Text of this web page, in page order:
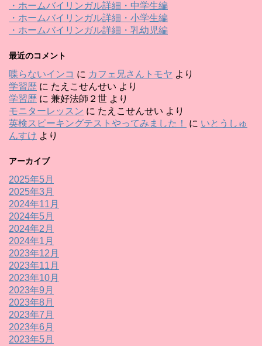
・ホームバイリンガル詳細・中学生編
・ホームバイリンガル詳細・小学生編
・ホームバイリンガル詳細・乳幼児編
最近のコメント
喋らないインコ に カフェ兄さんトモヤ より
学習歴 に たえこせんせい より
学習歴 に 兼好法師２世 より
モニターレッスン に たえこせんせい より
英検スピーキングテストやってみました！
に いとうしゅ
んすけ より
アーカイブ
2025年5月
2025年3月
2024年11月
2024年5月
2024年2月
2024年1月
2023年12月
2023年11月
2023年10月
2023年9月
2023年8月
2023年7月
2023年6月
2023年5月